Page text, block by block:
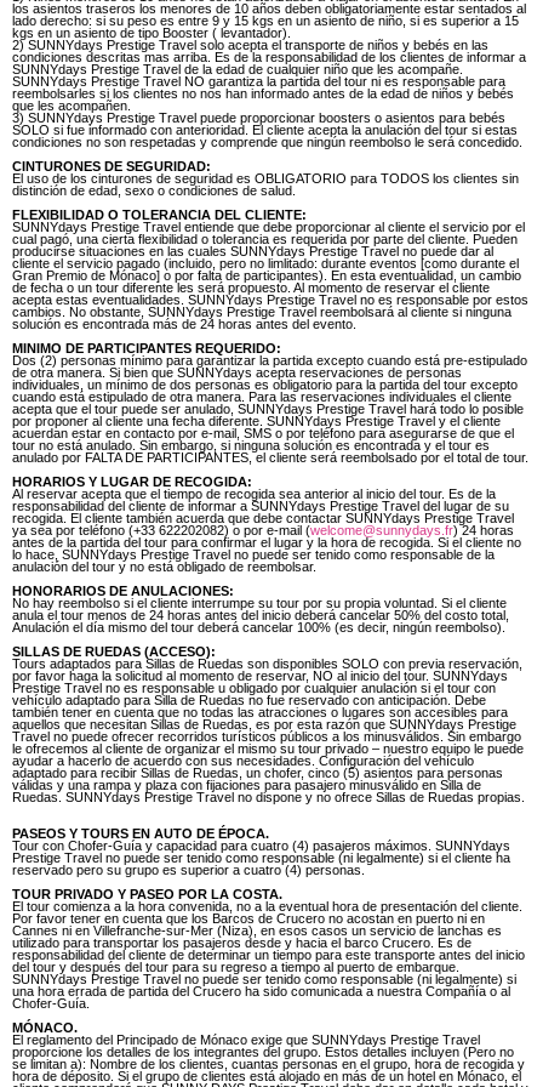
Artículos de Prensa
los asientos traseros los menores de 10 años deben obligatoriamente estar sentados al
lado derecho: si su peso es entre 9 y 15 kgs en un asiento de niño, si es superior a 15
kgs en un asiento de tipo Booster ( levantador).
2) SUNNYdays Prestige Travel solo acepta el transporte de niños y bebés en las
condiciones descritas mas arriba. Es de la responsabilidad de los clientes de informar a
SUNNYdays Prestige Travel de la edad de cualquier niño que les acompañe.
SUNNYdays Prestige Travel NO garantiza la partida del tour ni es responsable para
reembolsarles si los clientes no nos han informado antes de la edad de niños y bebés
que les acompañen.
3) SUNNYdays Prestige Travel puede proporcionar boosters o asientos para bebés
SOLO si fue informado con anterioridad. El cliente acepta la anulación del tour si estas
condiciones no son respetadas y comprende que ningún reembolso le será concedido.
CINTURONES DE SEGURIDAD:
El uso de los cinturones de seguridad es OBLIGATORIO para TODOS los clientes sin
distinción de edad, sexo o condiciones de salud.
FLEXIBILIDAD O TOLERANCIA DEL CLIENTE:
SUNNYdays Prestige Travel entiende que debe proporcionar al cliente el servicio por el
cual pagó, una cierta flexibilidad o tolerancia es requerida por parte del cliente. Pueden
producirse situaciones en las cuales SUNNYdays Prestige Travel no puede dar al
cliente el servicio pagado (incluido, pero no limlitado: durante eventos [como durante el
Gran Premio de Mónaco] o por falta de participantes). En esta eventualidad, un cambio
de fecha o un tour diferente les será propuesto. Al momento de reservar el cliente
acepta estas eventualidades. SUNNYdays Prestige Travel no es responsable por estos
cambios. No obstante, SUNNYdays Prestige Travel reembolsará al cliente si ninguna
solución es encontrada más de 24 horas antes del evento.
MINIMO DE PARTICIPANTES REQUERIDO:
Dos (2) personas mínimo para garantizar la partida excepto cuando está pre-estipulado
de otra manera. Si bien que SUNNYdays acepta reservaciones de personas
individuales, un mínimo de dos personas es obligatorio para la partida del tour excepto
cuando está estipulado de otra manera. Para las reservaciones individuales el cliente
acepta que el tour puede ser anulado, SUNNYdays Prestige Travel hará todo lo posible
por proponer al cliente una fecha diferente. SUNNYdays Prestige Travel y el cliente
acuerdan estar en contacto por e-mail, SMS o por teléfono para asegurarse de que el
tour no está anulado. Sin embargo, si ninguna solución es encontrada y el tour es
anulado por FALTA DE PARTICIPANTES, el cliente será reembolsado por el total de tour.
HORARIOS Y LUGAR DE RECOGIDA:
Al reservar acepta que el tiempo de recogida sea anterior al inicio del tour. Es de la
responsabilidad del cliente de informar a SUNNYdays Prestige Travel del lugar de su
recogida. El cliente también acuerda que debe contactar SUNNYdays Prestige Travel
ya sea por teléfono (+33 622202082) o por e-mail (welcome@sunnydays.fr) 24 horas
antes de la partida del tour para confirmar el lugar y la hora de recogida. Si el cliente no
lo hace, SUNNYdays Prestige Travel no puede ser tenido como responsable de la
anulación del tour y no está obligado de reembolsar.
HONORARIOS DE ANULACIONES:
No hay reembolso si el cliente interrumpe su tour por su propia voluntad. Si el cliente
anula el tour menos de 24 horas antes del inicio deberá cancelar 50% del costo total,
Anulación el día mismo del tour deberá cancelar 100% (es decir, ningún reembolso).
SILLAS DE RUEDAS (ACCESO):
Tours adaptados para Sillas de Ruedas son disponibles SOLO con previa reservación,
por favor haga la solicitud al momento de reservar, NO al inicio del tour. SUNNYdays
Prestige Travel no es responsable u obligado por cualquier anulación si el tour con
vehículo adaptado para Silla de Ruedas no fue reservado con anticipación. Debe
también tener en cuenta que no todas las atracciones o lugares son accesibles para
aquellos que necesitan Sillas de Ruedas, es por esta razón que SUNNYdays Prestige
Travel no puede ofrecer recorridos turísticos públicos a los minusválidos. Sin embargo
le ofrecemos al cliente de organizar el mismo su tour privado – nuestro equipo le puede
ayudar a hacerlo de acuerdo con sus necesidades. Configuración del vehículo
adaptado para recibir Sillas de Ruedas, un chofer, cinco (5) asientos para personas
válidas y una rampa y plaza con fijaciones para pasajero minusválido en Silla de
Ruedas. SUNNYdays Prestige Travel no dispone y no ofrece Sillas de Ruedas propias.
PASEOS Y TOURS EN AUTO DE ÉPOCA.
Tour con Chofer-Guía y capacidad para cuatro (4) pasajeros máximos. SUNNYdays
Prestige Travel no puede ser tenido como responsable (ni legalmente) si el cliente ha
reservado pero su grupo es superior a cuatro (4) personas.
TOUR PRIVADO Y PASEO POR LA COSTA.
El tour comienza a la hora convenida, no a la eventual hora de presentación del cliente.
Por favor tener en cuenta que los Barcos de Crucero no acostan en puerto ni en
Cannes ni en Villefranche-sur-Mer (Niza), en esos casos un servicio de lanchas es
utilizado para transportar los pasajeros desde y hacia el barco Crucero. Es de
responsabilidad del cliente de determinar un tiempo para este transporte antes del inicio
del tour y después del tour para su regreso a tiempo al puerto de embarque.
SUNNYdays Prestige Travel no puede ser tenido como responsable (ni legalmente) si
una hora errada de partida del Crucero ha sido comunicada a nuestra Compañía o al
Chofer-Guía.
MÓNACO.
El reglamento del Principado de Mónaco exige que SUNNYdays Prestige Travel
proporcione los detalles de los integrantes del grupo. Estos detalles incluyen (Pero no
se limitan a): Nombre de los clientes, cuantas personas en el grupo, hora de recogida y
hora de déposito. Si el grupo de clientes está alojado en más de un hotel en Mónaco, el